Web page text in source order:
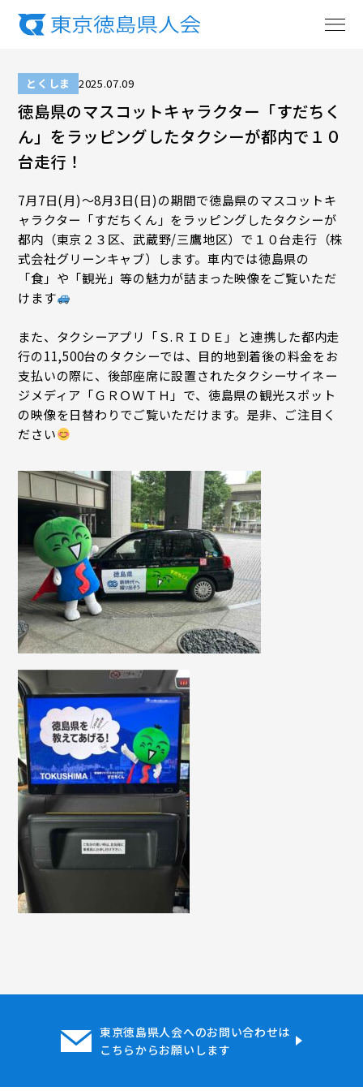
とくしま 2025.07.09
徳島県のマスコットキャラクター「すだちく
ん」をラッピングしたタクシーが都内で１０
台走行！
7月7日(月)～8月3日(日)の期間で徳島県のマスコットキ
ャラクター「すだちくん」をラッピングしたタクシーが
都内（東京２３区、武蔵野/三鷹地区）で１０台走行（株
式会社グリーンキャブ）します。車内では徳島県の
「食」や「観光」等の魅力が詰まった映像をご覧いただ
けます
また、タクシーアプリ「Ｓ.ＲＩＤＥ」と連携した都内走
行の11,500台のタクシーでは、目的地到着後の料金をお
支払いの際に、後部座席に設置されたタクシーサイネー
ジメディア「ＧＲＯＷＴＨ」で、徳島県の観光スポット
の映像を日替わりでご覧いただけます。是非、ご注目く
ださい
東京徳島県人会へのお問い合わせは
こちらからお願いします